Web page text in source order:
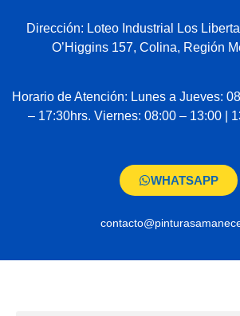
Dirección: Loteo Industrial Los
O’Higgins 157, Colina, Región
Horario de Atención: Lunes a Jueves:
– 17:30hrs. Viernes: 08:00 – 13:00 |
WHATSAPP